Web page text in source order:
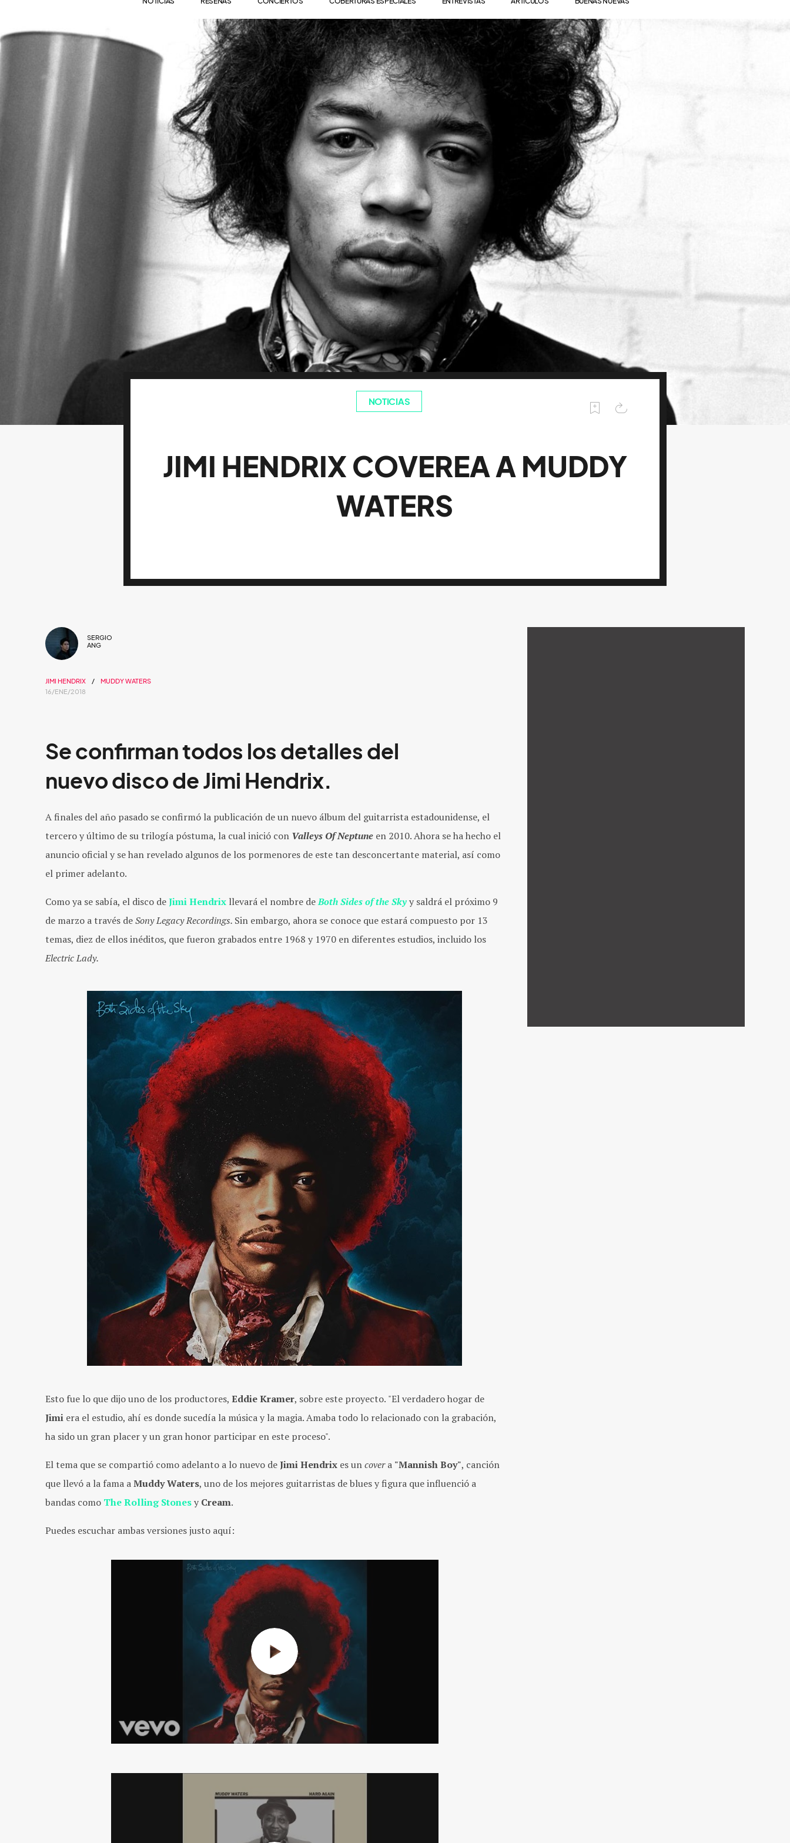
NOTICIAS
JIMI HENDRIX COVEREA A MUDDY
WATERS
SERGIO
ANG
JIMI HENDRIX
MUDDY WATERS
16/ENE/2018
Se confirman todos los detalles del
nuevo disco de Jimi Hendrix.
A finales del año pasado se confirmó la publicación de un nuevo álbum del guitarrista estadounidense, el
tercero y último de su trilogía póstuma, la cual inició con Valleys Of Neptune en 2010. Ahora se ha hecho el
anuncio oficial y se han revelado algunos de los pormenores de este tan desconcertante material, así como
el primer adelanto.
Como ya se sabía, el disco deJimi Hendrix llevará el nombre deBoth Sides of the Skyy saldrá el próximo 9
de marzo a través deSony Legacy Recordings. Sin embargo, ahora se conoce que estará compuesto por 13
temas, diez de ellos inéditos, que fueron grabados entre 1968 y 1970 en diferentes estudios, incluido los
Electric Lady.
Esto fue lo que dijo uno de los productores, Eddie Kramer, sobre este proyecto. "El verdadero hogar de
Jimi era el estudio, ahí es donde sucedía la música y la magia. Amaba todo lo relacionado con la grabación,
ha sido un gran placer y un gran honor participar en este proceso".
El tema que se compartió como adelanto a lo nuevo deJimi Hendrix es uncovera "Mannish Boy", canción
que llevó a la fama aMuddy Waters, uno de los mejores guitarristas de blues y figura que influenció a
bandas como The Rolling Stonesy Cream.
Puedes escuchar ambas versiones justo aquí: